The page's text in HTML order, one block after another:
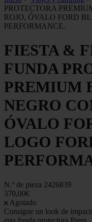
PROTECTORA
ROJO, ÓVALO FORD
PERFORMANCE.
FIESTA &
FUNDA
PREMIUM
NEGRO
ÓVALO
LOGO
N.º de pieza 2426839
370,00€
Agotado
Consigue un look de
esta funda protectora Prem...